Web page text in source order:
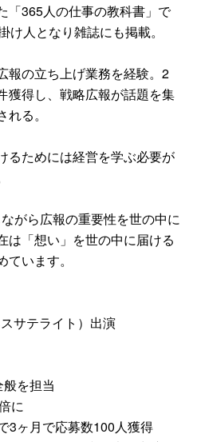
「365人の仕事の教科書」で
人となり雑誌にも掲載。
報の立ち上げ業務を経験。2
獲得し、戦略広報が話題を集
る。
るためには経営を学ぶ必要が
がら広報の重要性を世の中に
は「想い」を世の中に届ける
います。
サテライト）出演
を担当
に
3ヶ月で応募数100人獲得